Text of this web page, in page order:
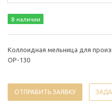
В наличии
Коллоидная мельница для
OP-130
ОТПРАВИТЬ ЗАЯВКУ